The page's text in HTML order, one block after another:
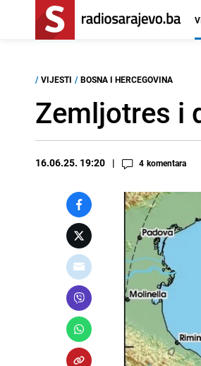
/ VIJESTI / BOSNA I HERCEGOVINA
Zemljotres i
16.06.25. 19:20 4 komentara